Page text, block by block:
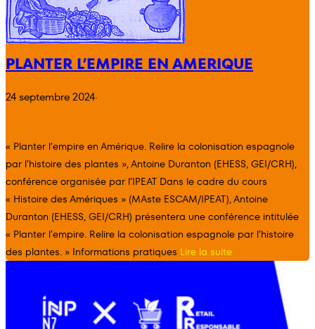
PLANTER L’EMPIRE EN AMERIQUE
24 septembre 2024·
« Planter l’empire en Amérique. Relire la colonisation espagnole
par l’histoire des plantes », Antoine Duranton (EHESS, GEI/CRH),
conférence organisée par l’IPEAT Dans le cadre du cours
« Histoire des Amériques » (MAste ESCAM/IPEAT), Antoine
Duranton (EHESS, GEI/CRH) présentera une conférence intitulée
« Planter l’empire. Relire la colonisation espagnole par l’histoire
des plantes. » Informations pratiques Lire la suite